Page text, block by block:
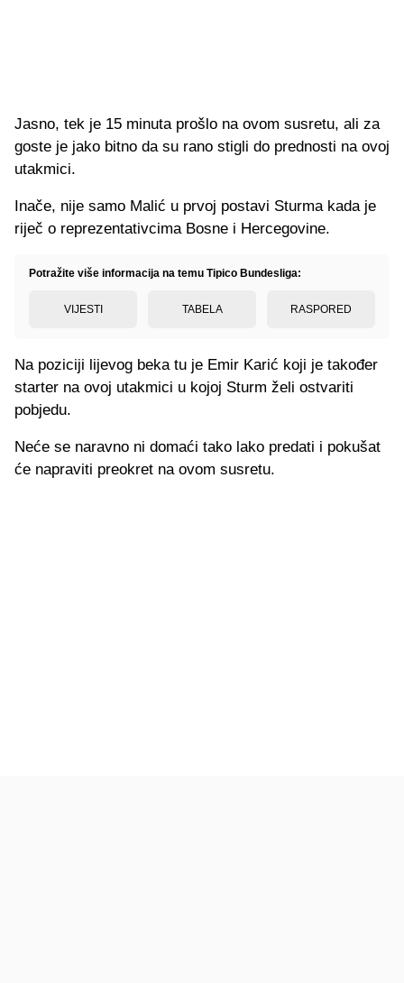
Jasno, tek je 15 minuta prošlo na ovom susretu, ali za
goste je jako bitno da su rano stigli do prednosti na ovoj
utakmici.
Inače, nije samo Malić u prvoj postavi Sturma kada je
riječ o reprezentativcima Bosne i Hercegovine.
Potražite više informacija na temu Tipico Bundesliga:
VIJESTI TABELA RASPORED
Na poziciji lijevog beka tu je Emir Karić koji je također
starter na ovoj utakmici u kojoj Sturm želi ostvariti
pobjedu.
Neće se naravno ni domaći tako lako predati i pokušat
će napraviti preokret na ovom susretu.